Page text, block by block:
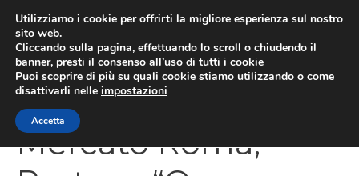
contenuto
Mercato Roma,
Utilizziamo i cookie per offrirti la migliore esperienza sul nostro
sito web.
Cliccando sulla pagina, effettuando lo scroll o chiudendo il
banner, presti il consenso all’uso di tutti i cookie
Puoi scoprire di più su quali cookie stiamo utilizzando o come
disattivarli nelle impostazioni
Accetta